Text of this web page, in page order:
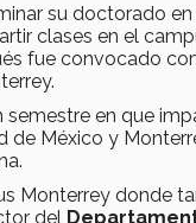
su doctorado en
clases en el
fue convocado
semestre en que
de México y
Monterrey donde
del